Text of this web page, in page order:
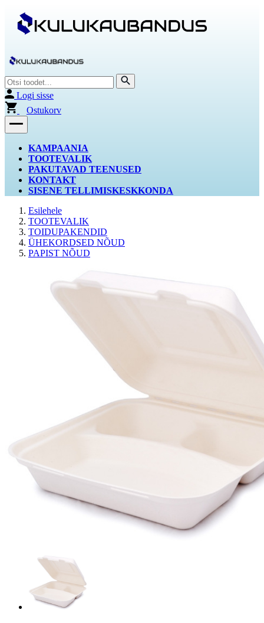
Logi sisse
Ostukorv
KAMPAANIA
TOOTEVALIK
PAKUTAVAD TEENUSED
KONTAKT
SISENE TELLIMISKESKKONDA
Esilehele
TOOTEVALIK
TOIDUPAKENDID
ÜHEKORDSED NÕUD
PAPIST NÕUD